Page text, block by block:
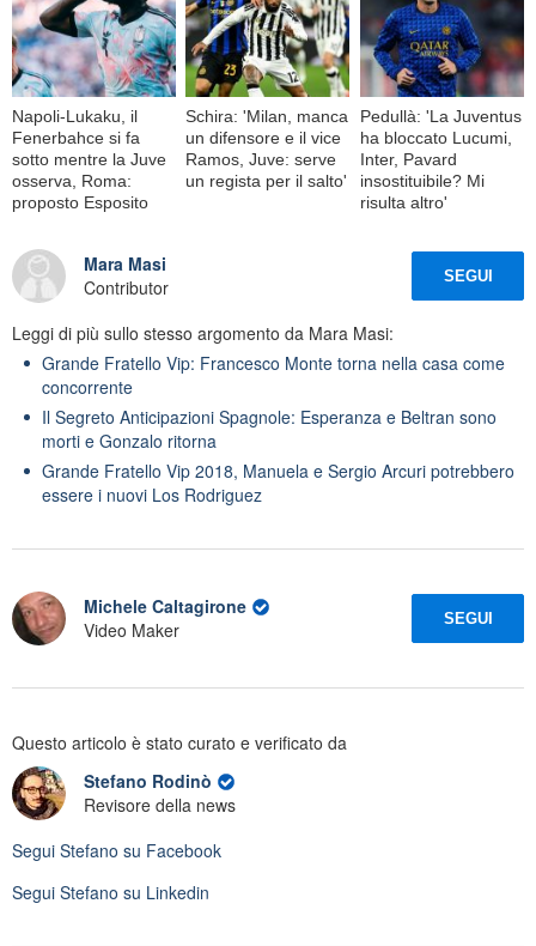
Napoli-Lukaku, il
Fenerbahce si fa
sotto mentre la Juve
osserva, Roma:
proposto Esposito
Schira: 'Milan, manca
un difensore e il vice
Ramos, Juve: serve
un regista per il salto'
Pedullà: 'La Juventus
ha bloccato Lucumi,
Inter, Pavard
insostituibile? Mi
risulta altro'
Mara Masi
Contributor
SEGUI
Leggi di più sullo stesso argomento da Mara Masi:
Grande Fratello Vip: Francesco Monte torna nella casa come
concorrente
Il Segreto Anticipazioni Spagnole: Esperanza e Beltran sono
morti e Gonzalo ritorna
Grande Fratello Vip 2018, Manuela e Sergio Arcuri potrebbero
essere i nuovi Los Rodriguez
Michele Caltagirone
Video Maker
SEGUI
Questo articolo è stato curato e verificato da
Stefano Rodinò
Revisore della news
Segui Stefano su Facebook
Segui Stefano su Linkedin